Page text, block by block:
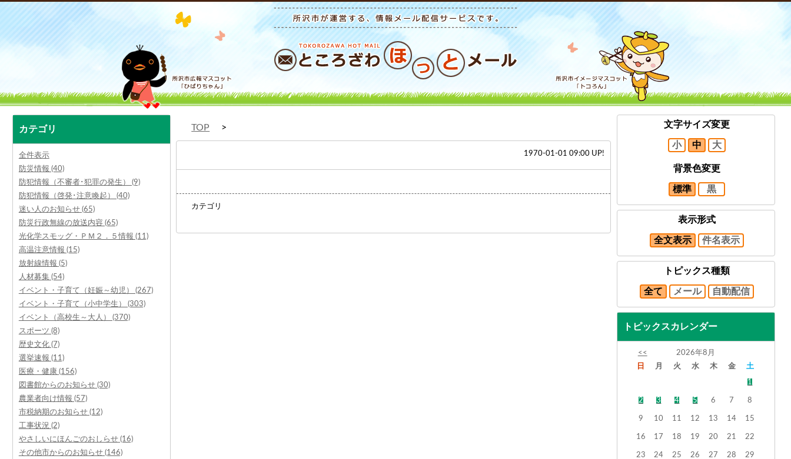
カテゴリ
全件表示
防災情報 (40)
防犯情報（不審者･犯罪の発生） (9)
防犯情報（啓発･注意喚起） (40)
迷い人のお知らせ (65)
防災行政無線の放送内容 (65)
光化学スモッグ・ＰＭ２．５情報 (11)
高温注意情報 (15)
放射線情報 (5)
人材募集 (54)
イベント・子育て（妊娠～幼児） (267)
イベント・子育て（小中学生） (303)
イベント（高校生～大人） (370)
スポーツ (8)
歴史文化 (7)
選挙速報 (11)
医療・健康 (156)
図書館からのお知らせ (30)
農業者向け情報 (57)
市税納期のお知らせ (12)
工事状況 (2)
やさしいにほんごのおしらせ (16)
その他市からのお知らせ (146)
TOP
1970-01-01 09:00 UP!
カテゴリ
文字サイズ変更
小 中 大
背景色変更
標準 黒
表示形式
全文表示 件名表示
トピックス種類
全て メール 自動配信
トピックスカレンダー
<<
2026年8月
日
月 火 水 木 金 土
1
2 3 4 5 6 7 8
9 10 11 12 13 14 15
16 17 18 19 20 21 22
23 24 25 26 27 28 29